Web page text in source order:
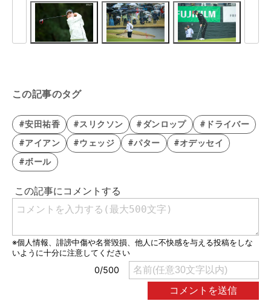
この記事のタグ
#安田祐香 #スリクソン #ダンロップ
#ドライバー
#アイアン
#ウェッジ #パター
#オデッセイ
#ボール